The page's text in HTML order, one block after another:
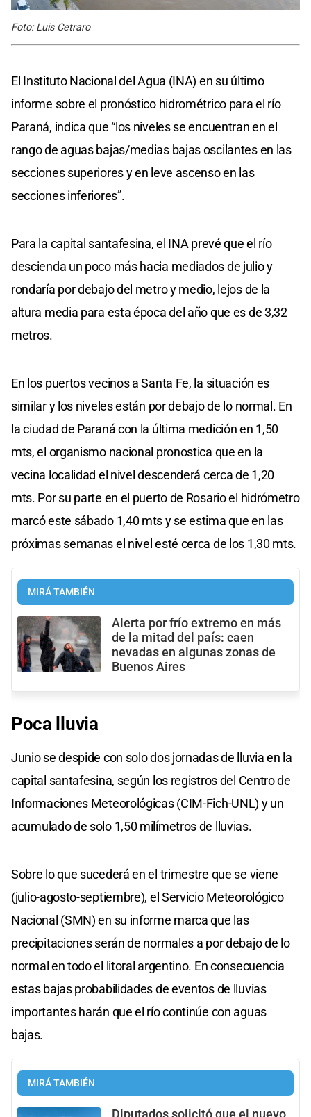
Foto: Luis Cetraro
El Instituto Nacional del Agua (INA) en su último
informe sobre el pronóstico hidrométrico para el río
Paraná, indica que “los niveles se encuentran en el
rango de aguas bajas/medias bajas oscilantes en las
secciones superiores y en leve ascenso en las
secciones inferiores”.
Para la capital santafesina, el INA prevé que el río
descienda un poco más hacia mediados de julio y
rondaría por debajo del metro y medio, lejos de la
altura media para esta época del año que es de 3,32
metros.
En los puertos vecinos a Santa Fe, la situación es
similar y los niveles están por debajo de lo normal. En
la ciudad de Paraná con la última medición en 1,50
mts, el organismo nacional pronostica que en la
vecina localidad el nivel descenderá cerca de 1,20
mts. Por su parte en el puerto de Rosario el hidrómetro
marcó este sábado 1,40 mts y se estima que en las
próximas semanas el nivel esté cerca de los 1,30 mts.
MIRÁ TAMBIÉN
Alerta por frío extremo en más
de la mitad del país: caen
nevadas en algunas zonas de
Buenos Aires
Poca lluvia
Junio se despide con solo dos jornadas de lluvia en la
capital santafesina, según los registros del Centro de
Informaciones Meteorológicas (CIM-Fich-UNL) y un
acumulado de solo 1,50 milímetros de lluvias.
Sobre lo que sucederá en el trimestre que se viene
(julio-agosto-septiembre), el Servicio Meteorológico
Nacional (SMN) en su informe marca que las
precipitaciones serán de normales a por debajo de lo
normal en todo el litoral argentino. En consecuencia
estas bajas probabilidades de eventos de lluvias
importantes harán que el río continúe con aguas
bajas.
MIRÁ TAMBIÉN